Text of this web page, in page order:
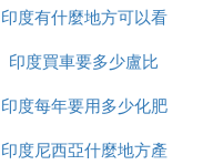
及要求建立屬於自己
吞並伊朗你有
一粒
印度有什麼地方可以看
到太陽
印度買車要多少盧比
印度每年要用多少化肥
印度尼西亞什麼地方產